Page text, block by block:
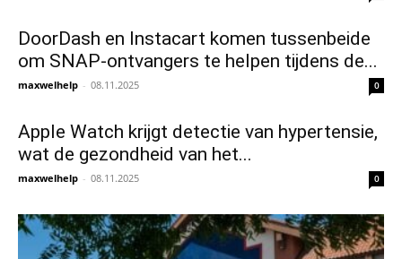
DoorDash en Instacart komen tussenbeide
om SNAP-ontvangers te helpen tijdens de...
maxwelhelp - 08.11.2025 0
Apple Watch krijgt detectie van hypertensie,
wat de gezondheid van het...
maxwelhelp - 08.11.2025 0